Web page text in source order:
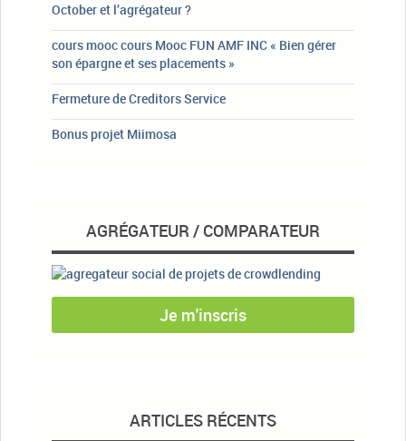
October et l’agrégateur ?
cours mooc cours Mooc FUN AMF INC « Bien gérer
son épargne et ses placements »
Fermeture de Creditors Service
Bonus projet Miimosa
AGRÉGATEUR / COMPARATEUR
Je m'inscris
ARTICLES RÉCENTS